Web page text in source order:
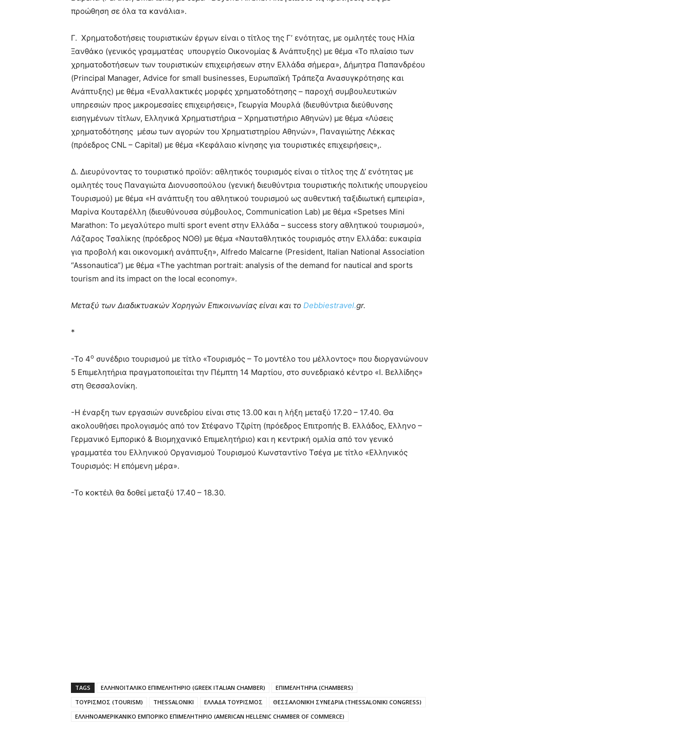
προώθηση σε όλα τα κανάλια».
Γ. Χρηματοδοτήσεις τουριστικών έργων είναι ο τίτλος της Γ’ ενότητας, με ομιλητές τους Ηλία
Ξανθάκο (γενικός γραμματέας υπουργείο Οικονομίας & Ανάπτυξης) με θέμα «Το πλαίσιο των
χρηματοδοτήσεων των τουριστικών επιχειρήσεων στην Ελλάδα σήμερα», Δήμητρα Παπανδρέου
(Principal Manager, Advice for small businesses, Ευρωπαϊκή Τράπεζα Ανασυγκρότησης και
Ανάπτυξης) με θέμα «Εναλλακτικές μορφές χρηματοδότησης – παροχή συμβουλευτικών
υπηρεσιών προς μικρομεσαίες επιχειρήσεις», Γεωργία Μουρλά (διευθύντρια διεύθυνσης
εισηγμένων τίτλων, Ελληνικά Χρηματιστήρια – Χρηματιστήριο Αθηνών) με θέμα «Λύσεις
χρηματοδότησης μέσω των αγορών του Χρηματιστηρίου Αθηνών», Παναγιώτης Λέκκας
(πρόεδρος CNL – Capital) με θέμα «Κεφάλαιο κίνησης για τουριστικές επιχειρήσεις»,.
Δ. Διευρύνοντας το τουριστικό προϊόν: αθλητικός τουρισμός είναι ο τίτλος της Δ’ ενότητας με
ομιλητές τους Παναγιώτα Διονυσοπούλου (γενική διευθύντρια τουριστικής πολιτικής υπουργείου
Τουρισμού) με θέμα «Η ανάπτυξη του αθλητικού τουρισμού ως αυθεντική ταξιδιωτική εμπειρία»,
Μαρίνα Κουταρέλλη (διευθύνουσα σύμβουλος, Communication Lab) με θέμα «Spetses Mini
Marathon: Το μεγαλύτερο multi sport event στην Ελλάδα – success story αθλητικού τουρισμού»,
Λάζαρος Τσαλίκης (πρόεδρος ΝΟΘ) με θέμα «Ναυταθλητικός τουρισμός στην Ελλάδα: ευκαιρία
για προβολή και οικονομική ανάπτυξη», Alfredo Malcarne (President, Italian National Association
“Assοnautica”) με θέμα «The yachtman portrait: analysis of the demand for nautical and sports
tourism and its impact on the local economy».
Μεταξύ των Διαδικτυακών Χορηγών Επικοινωνίας είναι και το Debbiestravel.gr.
*
-Το 4ο συνέδριο τουρισμού με τίτλο «Τουρισμός – Το μοντέλο του μέλλοντος» που διοργανώνουν
5 Επιμελητήρια πραγματοποιείται την Πέμπτη 14 Μαρτίου, στο συνεδριακό κέντρο «Ι. Βελλίδης»
στη Θεσσαλονίκη.
-Η έναρξη των εργασιών συνεδρίου είναι στις 13.00 και η λήξη μεταξύ 17.20 – 17.40. Θα
ακολουθήσει προλογισμός από τον Στέφανο Τζιρίτη (πρόεδρος Επιτροπής Β. Ελλάδος, Ελληνο –
Γερμανικό Εμπορικό & Βιομηχανικό Επιμελητήριο) και η κεντρική ομιλία από τον γενικό
γραμματέα του Ελληνικού Οργανισμού Τουρισμού Κωνσταντίνο Τσέγα με τίτλο «Ελληνικός
Τουρισμός: Η επόμενη μέρα».
-Το κοκτέιλ θα δοθεί μεταξύ 17.40 – 18.30.
TAGS ΕΛΛΗΝΟΙΤΑΛΙΚΟ ΕΠΙΜΕΛΗΤΗΡΙΟ (GREEK ITALIAN CHAMBER)
ΕΠΙΜΕΛΗΤΗΡΙΑ (CHAMBERS)
ΤΟΥΡΙΣΜΟΣ (TOURISM)
THESSALONIKI ΕΛΛΑΔΑ ΤΟΥΡΙΣΜΟΣ
ΘΕΣΣΑΛΟΝΙΚΗ ΣΥΝΕΔΡΙΑ (THESSALONIKI CONGRESS)
ΕΛΛΗΝΟΑΜΕΡΙΚΑΝΙΚΟ ΕΜΠΟΡΙΚΟ ΕΠΙΜΕΛΗΤΗΡΙΟ (AMERICAN HELLENIC CHAMBER OF COMMERCE)